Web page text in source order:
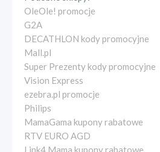
OleOle! promocje
G2A
DECATHLON kody promocyjne
Mall.pl
Super Prezenty kody promocyjne
Vision Express
ezebra.pl promocje
Philips
MamaGama kupony rabatowe
RTV EURO AGD